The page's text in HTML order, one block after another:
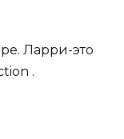
Ларри-это
.